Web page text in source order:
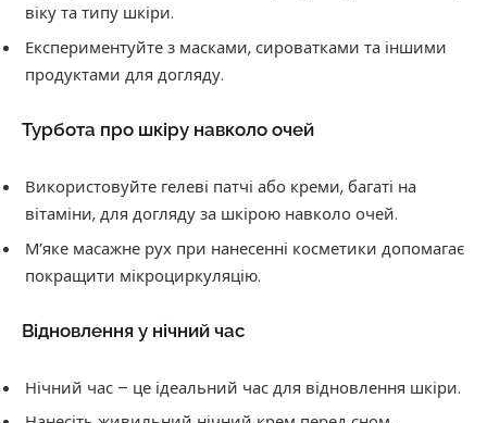
віку та типу шкіри.
Експериментуйте з масками, сироватками та іншими
продуктами для догляду.
Турбота про шкіру навколо очей
Використовуйте гелеві патчі або креми, багаті на
вітаміни, для догляду за шкірою навколо очей.
М’яке масажне рух при нанесенні косметики допомагає
покращити мікроциркуляцію.
Відновлення у нічний час
Нічний час – це ідеальний час для відновлення шкіри.